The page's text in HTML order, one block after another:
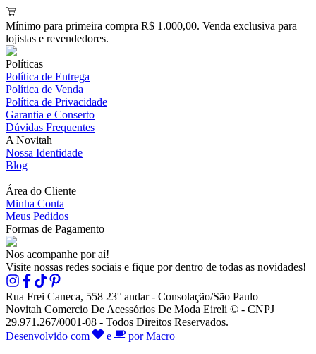
Mínimo para primeira compra R$ 1.000,00. Venda exclusiva para
lojistas e revendedores.
Políticas
Política de Entrega
Política de Venda
Política de Privacidade
Garantia e Conserto
Dúvidas Frequentes
A Novitah
Nossa Identidade
Blog
Área do Cliente
Minha Conta
Meus Pedidos
Formas de Pagamento
Nos acompanhe por aí!
Visite nossas redes sociais e fique por dentro de todas as novidades!
Rua Frei Caneca, 558 23° andar - Consolação/São Paulo
Novitah Comercio De Acessórios De Moda Eireli © - CNPJ
29.971.267/0001-08 - Todos Direitos Reservados.
Desenvolvido com
e por Macro